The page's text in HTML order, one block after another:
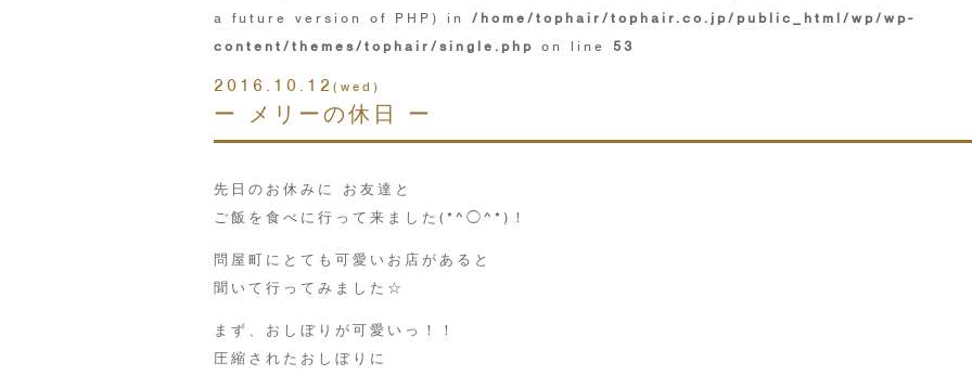
a future version of PHP) in /home/tophair/tophair.co.jp/public_html/wp/wp-
content/themes/tophair/single.php on line 53
2016.10.12 (wed)
ー メリーの休日 ー
先日のお休みに お友達と
ご飯を食べに行って来ました(*^◯^*)！
問屋町にとても可愛いお店があると
聞いて行ってみました☆
まず、おしぼりが可愛いっ！！
圧縮されたおしぼりに